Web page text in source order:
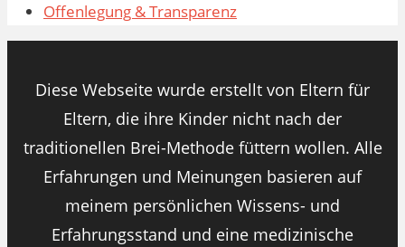
Offenlegung & Transparenz
Diese Webseite wurde erstellt von Eltern für
Eltern, die ihre Kinder nicht nach der
traditionellen Brei-Methode füttern wollen. Alle
Erfahrungen und Meinungen basieren auf
meinem persönlichen Wissens- und
Erfahrungsstand und eine medizinische